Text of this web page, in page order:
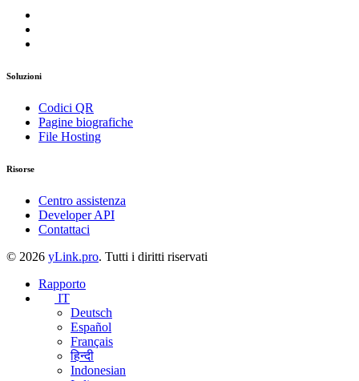
Soluzioni
Codici QR
Pagine biografiche
File Hosting
Risorse
Centro assistenza
Developer API
Contattaci
© 2026 yLink.pro. Tutti i diritti riservati
Rapporto
IT
Deutsch
Español
Français
हिन्दी
Indonesian